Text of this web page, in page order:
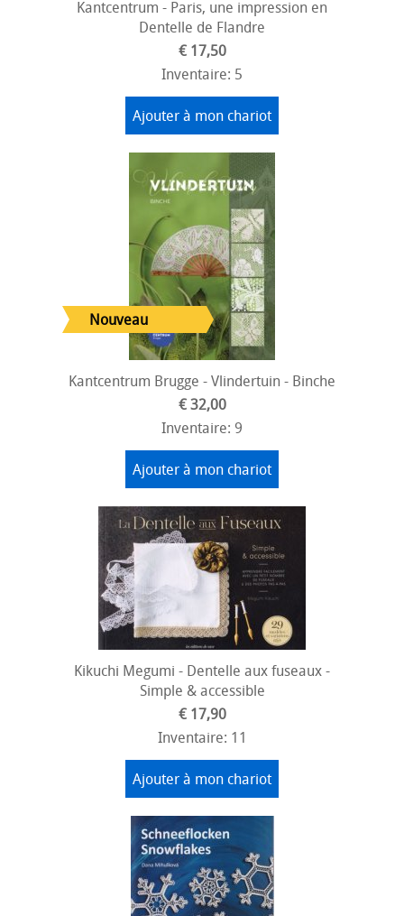
Kantcentrum - Paris, une impression en
Dentelle de Flandre
€ 17,50
Inventaire: 5
Ajouter à mon chariot
Kantcentrum Brugge - Vlindertuin - Binche
€ 32,00
Inventaire: 9
Ajouter à mon chariot
Kikuchi Megumi - Dentelle aux fuseaux -
Simple & accessible
€ 17,90
Inventaire: 11
Ajouter à mon chariot